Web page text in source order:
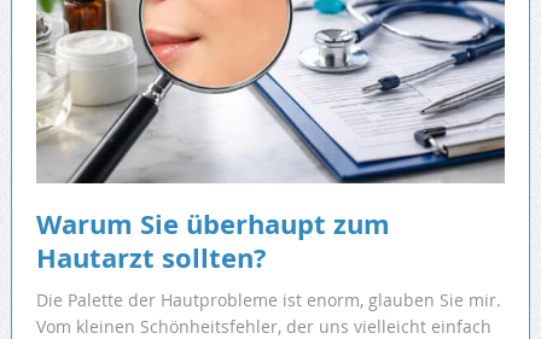
Warum Sie überhaupt zum
Hautarzt sollten?
Die Palette der Hautprobleme ist enorm, glauben Sie mir.
Vom kleinen Schönheitsfehler, der uns vielleicht einfach